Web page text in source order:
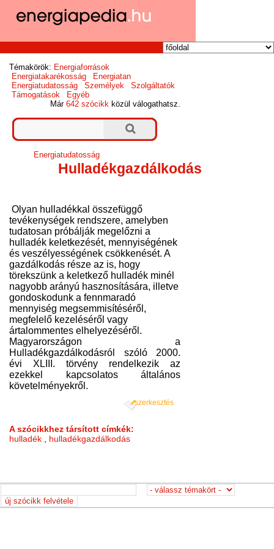
Témakörök: Energiaforrások
Energiatakarékosság
Energiatan
Energiatudatosság
Személyek
Szolgáltatók
Támogatások
Egyéb
Már642 szócikk közül válogathatsz.
Energiatudatosság
Hulladékgazdálkodás
Olyan hulladékkal összefüggő
tevékenységek rendszere, amelyben
tudatosan próbálják megelőzni a
hulladék keletkezését, mennyiségének
és veszélyességének csökkenését.A
gazdálkodás része az is, hogy
törekszünk a keletkező hulladék minél
nagyobb arányú hasznosítására, illetve
gondoskodunk a fennmaradó
mennyiség megsemmisítéséről,
megfelelő kezeléséről vagy
ártalommentes elhelyezéséről.
Magyarországon a
Hulladékgazdálkodásról szóló 2000.
évi XLIII. törvény rendelkezik az
ezekkel kapcsolatos általános
követelményekről.
szerkesztés
A szócikkhez társított címkék:
hulladék , hulladékgazdálkodás